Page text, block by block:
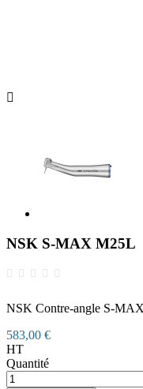

NSK S-MAX M25L
NSK Contre-angle S-
583,00 €
HT
Quantité